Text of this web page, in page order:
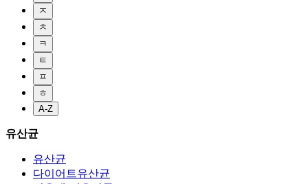
ㅈ
ㅊ
ㅋ
ㅌ
ㅍ
ㅎ
A-Z
유산균
유산균
다이어트유산균